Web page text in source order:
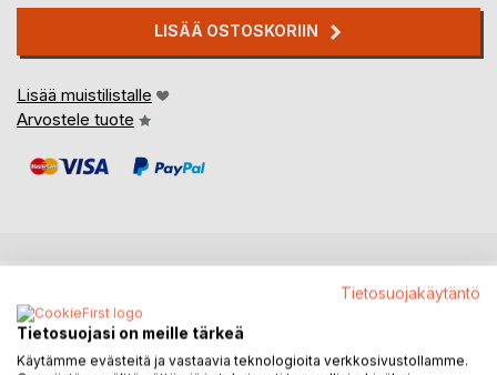
LISÄÄ OSTOSKORIIN
Lisää muistilistalle
Arvostele tuote
Luvia Melek on lähetetty ihmisten maailmaan suorittamaan
Tietosuojakäytäntö
Tietosuojasi on meille tärkeä
Käytämme evästeitä ja vastaavia teknologioita verkkosivustollamme.